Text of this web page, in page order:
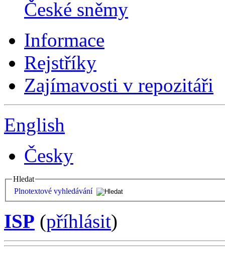
České sněmy
Informace
Rejstříky
Zajímavosti v repozitáři
English
Česky
Hledat
Plnotextové vyhledávání
ISP (příhlásit)